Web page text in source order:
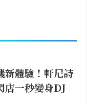
新體驗！軒尼詩
店一秒變身DJ